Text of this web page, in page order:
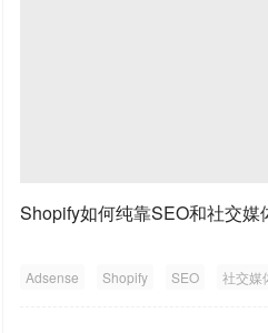
Shopify如何纯靠SEO和社交媒
Adsense Shopify SEO 社交媒